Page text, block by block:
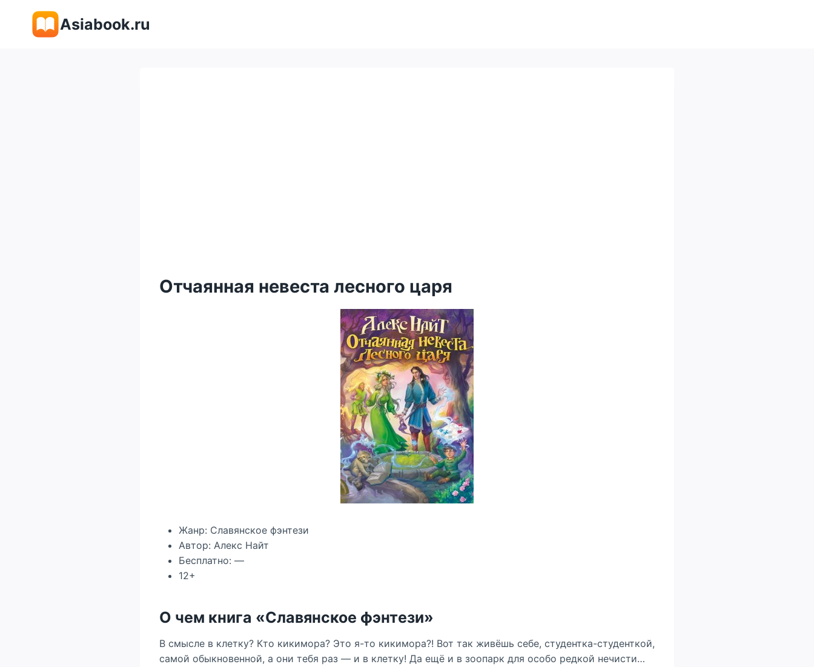
содержимому
Asiabook.ru
Отчаянная невеста лесного царя
Жанр: Славянское фэнтези
Автор: Алекс Найт
Бесплатно: —
12+
О чем книга «Славянское фэнтези»
В смысле в клетку? Кто кикимора? Это я-то кикимора?! Вот так живёшь себе, студентка-студенткой,
самой обыкновенной, а они тебя раз — и в клетку! Да ещё и в зоопарк для особо редкой нечисти…